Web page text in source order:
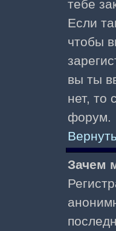
тебе
Если
чтобы
вы ты
нет, то
форум.
Зачем